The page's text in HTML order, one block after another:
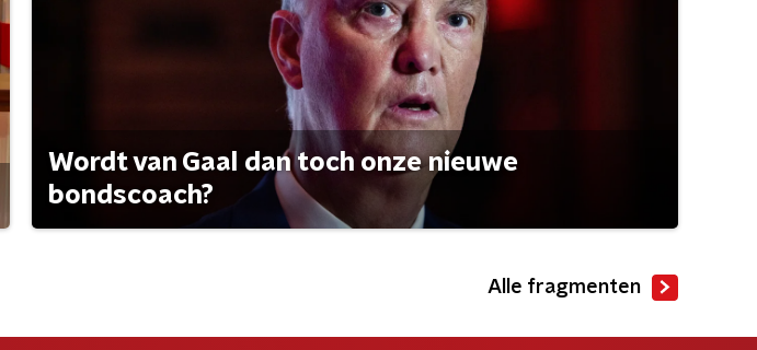
Wordt van Gaal dan toch onze nieuwe
bondscoach?
Alle fragmenten